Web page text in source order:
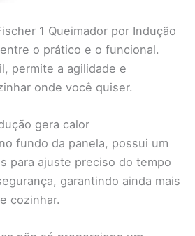
1 Queimador por Indução
o prático e o funcional.
permite a agilidade e
onde você quiser.
gera calor
fundo da panela, possui um
para ajuste preciso do tempo
garantindo ainda mais
cozinhar.